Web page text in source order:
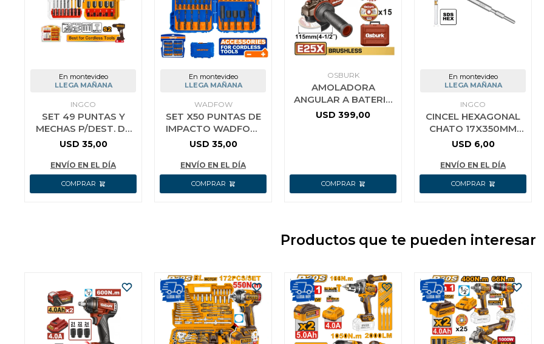
En montevideo
LLEGA MAÑANA
INGCO
SET 49 PUNTAS Y
MECHAS P/DEST. DE
IMPAC INGCO
USD 35,00
ENVÍO EN EL DÍA
En montevideo
LLEGA MAÑANA
WADFOW
SET X50 PUNTAS DE
IMPACTO WADFOW
WSV2005
USD 35,00
ENVÍO EN EL DÍA
OSBURK
AMOLADORA
ANGULAR A BATERIA
25V E25X 115MM (4-
USD 399,00
En montevideo
LLEGA MAÑANA
INGCO
CINCEL HEXAGONAL
CHATO 17X350MM
SDS HEX INGCO
USD 6,00
ENVÍO EN EL DÍA
Productos que te pueden interesar